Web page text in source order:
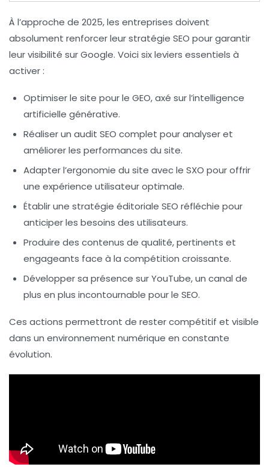
À l’approche de 2025, les entreprises doivent
absolument renforcer leur stratégie SEO pour garantir
leurvisibilité sur Google. Voici six leviers essentiels à
activer :
Optimiser le site pour le GEO, axé sur l’intelligence
artificielle générative.
Réaliser un audit SEO complet pour analyser et
améliorer les performances du site.
Adapter l’ergonomie du site avec le SXO pour offrir
une expérience utilisateur optimale.
Établir une stratégie éditoriale SEO réfléchie pour
anticiper les besoins des utilisateurs.
Produire des contenus de qualité, pertinents et
engageants face à la compétition croissante.
Développer sa présence sur YouTube, un canal de
plus en plus incontournable pour le SEO.
Ces actions permettront de rester compétitif et visible
dans un environnement numérique en constante
évolution.